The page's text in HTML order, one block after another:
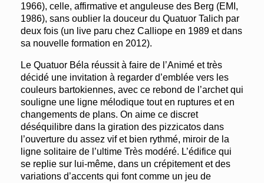
1966), celle, affirmative et anguleuse des Berg (EMI,
1986), sans oublier la douceur du Quatuor Talich par
deux fois (un live paru chez Calliope en 1989 et dans
sa nouvelle formation en 2012).
Le Quatuor Béla réussit à faire de l’Animé et très
décidé une invitation à regarder d’emblée vers les
couleurs bartokiennes, avec ce rebond de l’archet qui
souligne une ligne mélodique tout en ruptures et en
changements de plans. On aime ce discret
déséquilibre dans la giration des pizzicatos dans
l’ouverture du assez vif et bien rythmé, miroir de la
ligne solitaire de l’ultime Très modéré. L’édifice qui
se replie sur lui-même, dans un crépitement et des
variations d’accents qui font comme un jeu de